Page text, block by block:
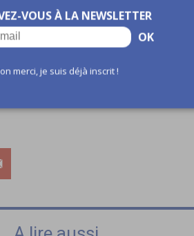
une référence dans la gestion du littoral
Gestion des risques naturels :
VOUS À LA NEWSLETTER
OK
merci, je suis déjà inscrit !